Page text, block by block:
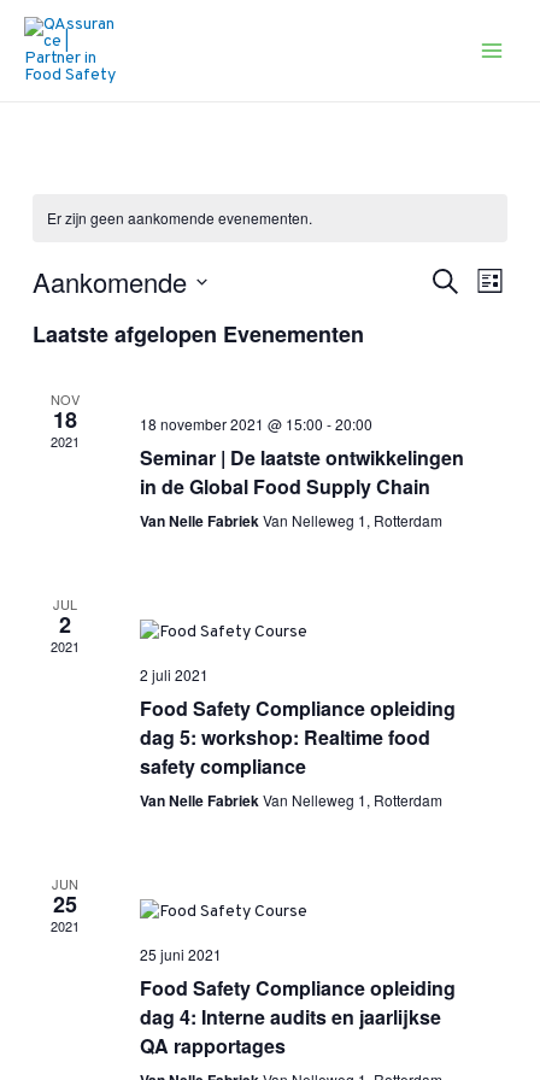
naar
Er zijn geen aankomende evenementen.
Zoeken
Lijst
Aankomende
een
Laatste afgelopen Evenementen
NOV
18
2021
18 november 2021 @ 15:00 -20:00
Seminar | De laatste ontwikkelingen
in de Global Food Supply Chain
Van Nelle FabriekVan Nelleweg 1, Rotterdam
JUL
2
2021
2 juli 2021
Food Safety Compliance opleiding
dag 5: workshop: Realtime food
safety compliance
Van Nelle FabriekVan Nelleweg 1, Rotterdam
JUN
25
2021
25 juni 2021
Food Safety Compliance opleiding
dag 4: Interne audits en jaarlijkse
QA rapportages